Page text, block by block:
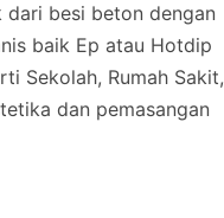
dari besi beton dengan
baik Ep atau Hotdip
Sekolah, Rumah Sakit,
dan pemasangan